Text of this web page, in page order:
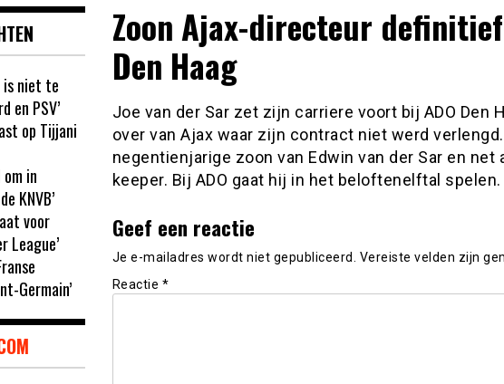
Zoon Ajax-directeur
Den Haag
Joe van der Sar zet zijn carriere voort bij ADO Den
over van Ajax waar zijn contract niet werd
negentienjarige zoon van Edwin van der Sar en net
keeper. Bij ADO gaat hij in het beloftenelftal spelen.
Geef een reactie
Je e-mailadres wordt niet gepubliceerd. Vereiste velden zijn
Reactie *
is niet te
en PSV’
op Tijjani
om in
KNVB’
voor
League’
Germain’